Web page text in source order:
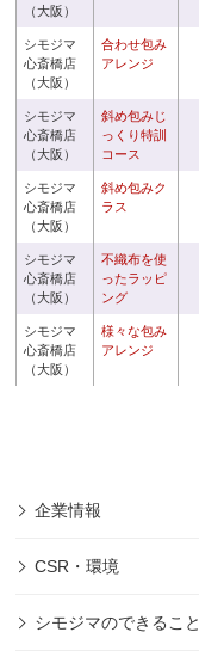
（大阪）
シモジマ
心斎橋店
（大阪）
合わせ包み
アレンジ
シモジマ
心斎橋店
（大阪）
斜め包みじ
っくり特訓
コース
シモジマ
心斎橋店
（大阪）
斜め包みク
ラス
シモジマ
心斎橋店
（大阪）
不織布を使
ったラッピ
ング
シモジマ
心斎橋店
（大阪）
様々な包み
アレンジ
企業情報
CSR・環境
シモジマのできること